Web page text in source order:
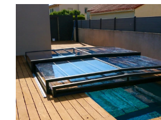
Entretien
équipements
de
sécurité
piscine